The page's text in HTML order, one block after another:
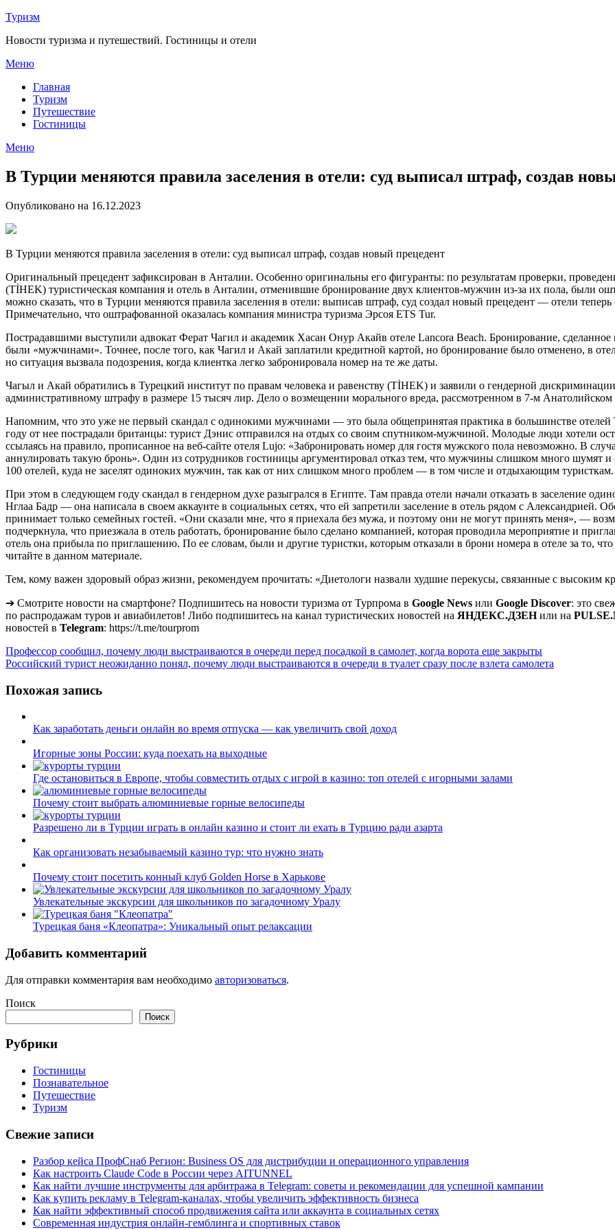
Перейти
содержимому
Туризм
Новости туризма и путешествий. Гостиницы и отели
Меню
Главная
Туризм
Путешествие
Гостиницы
Меню
В Турции меняются правила заселения в отели: суд выписал штраф, создав
Опубликовано на 16.12.2023
В Турции меняются правила заселения в отели: суд выписал штраф, создав новый прецедент
Оригинальный прецедент зафиксирован в Анталии. Особенно оригинальны его фигуранты: по результатам проверки,
(TİHEK) туристическая компания и отель в Анталии, отменившие бронирование двух клиентов-мужчин из-за их пола, были
можно сказать, что в Турции меняются правила заселения в отели: выписав штраф, суд создал новый прецедент — отели
Примечательно, что оштрафованной оказалась компания министра туризма Эрсоя ETS Tur.
Пострадавшими выступили адвокат Ферат Чагил и академик Хасан Онур Акайв отеле Lancora Beach. Бронирование,
были «мужчинами». Точнее, после того, как Чагил и Акай заплатили кредитной картой, но бронирование было отменено, в
но ситуация вызвала подозрения, когда клиентка легко забронировала номер на те же даты.
Чагыл и Акай обратились в Турецкий институт по правам человека и равенству (TİHEK) и заявили о гендерной
административному штрафу в размере 15 тысяч лир. Дело о возмещении морального вреда, рассмотренном в 7-м Анатолийском
Напомним, что это уже не первый скандал с одинокими мужчинами — это была общепринятая практика в большинстве
году от нее пострадали британцы: турист Дэнис отправился на отдых со своим спутником-мужчиной. Молодые люди хотели
ссылаясь на правило, прописанное на веб-сайте отеля Lujo: «Забронировать номер для гостя мужского пола невозможно. В
аннулировать такую бронь». Один из сотрудников гостиницы аргументировал отказ тем, что мужчины слишком много шумят
100 отелей, куда не заселят одиноких мужчин, так как от них слишком много проблем — в том числе и отдыхающим туристкам.
При этом в следующем году скандал в гендерном духе разыгрался в Египте. Там правда отели начали отказать в заселение
Нглаа Бадр — она написала в своем аккаунте в социальных сетях, что ей запретили заселение в отель рядом с Александрией.
принимает только семейных гостей. «Они сказали мне, что я приехала без мужа, и поэтому они не могут принять меня», —
подчеркнула, что приезжала в отель работать, бронирование было сделано компанией, которая проводила мероприятие и
отель она прибыла по приглашению. По ее словам, были и другие туристки, которым отказали в брони номера в отеле за то,
читайте в данном материале.
Тем, кому важен здоровый образ жизни, рекомендуем прочитать: «Диетологи назвали худшие перекусы, связанные с высоким
➔ Смотрите новости на смартфоне? Подпишитесь на новости туризма от Турпрома в Google News или Google Discover: это
по распродажам туров и авиабилетов! Либо подпишитесь на канал туристических новостей на ЯНДЕКС.ДЗЕНили на
новостей в Telegram: https://t.me/tourprom
Навигация
по
записям
Профессор сообщил, почему люди выстраиваются в очереди перед посадкой в самолет, когда ворота еще закрыты
Российский турист неожиданно понял, почему люди выстраиваются в очереди в туалет сразу после взлета самолета
Похожая запись
Как заработать деньги онлайн во время отпуска — как увеличить свой доход
Игорные зоны России: куда поехать на выходные
Где остановиться в Европе, чтобы совместить отдых с игрой в казино: топ отелей с игорными залами
Почему стоит выбрать алюминиевые горные велосипеды
Разрешено ли в Турции играть в онлайн казино и стоит ли ехать в Турцию ради азарта
Как организовать незабываемый казино тур: что нужно знать
Почему стоит посетить конный клуб Golden Horse в Харькове
Увлекательные экскурсии для школьников по загадочному Уралу
Турецкая баня «Клеопатра»: Уникальный опыт релаксации
Добавить комментарий
Для отправки комментария вам необходимо авторизоваться.
Поиск
Поиск
Рубрики
Гостиницы
Познавательное
Путешествие
Туризм
Свежие записи
Разбор кейса ПрофСнаб Регион: Business OS для дистрибуции и операционного управления
Как настроить Claude Code в России через AITUNNEL
Как найти лучшие инструменты для арбитража в Telegram: советы и рекомендации для успешной кампании
Как купить рекламу в Telegram-каналах, чтобы увеличить эффективность бизнеса
Как найти эффективный способ продвижения сайта или аккаунта в социальных сетях
Современная индустрия онлайн-гемблинга и спортивных ставок